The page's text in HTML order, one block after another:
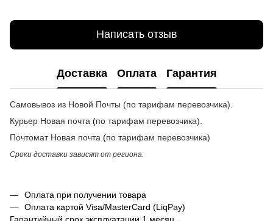
Написать отзыв
Доставка Оплата Гарантия
Самовывоз из Новой Почты (по тарифам перевозчика).
Курьер Новая почта (по тарифам перевозчика).
Почтомат Новая почта (по тарифам перевозчика)
Сроки доставки зависят от региона.
Оплата при получении товара
Оплата картой Visa/MasterCard (LiqPay)
Гарантийный срок эксплуатации 1 месяц.